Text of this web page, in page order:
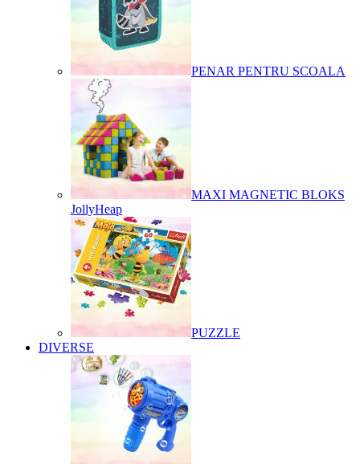
PENAR PENTRU SCOALA
MAXI MAGNETIC BLOKS
JollyHeap
PUZZLE
DIVERSE